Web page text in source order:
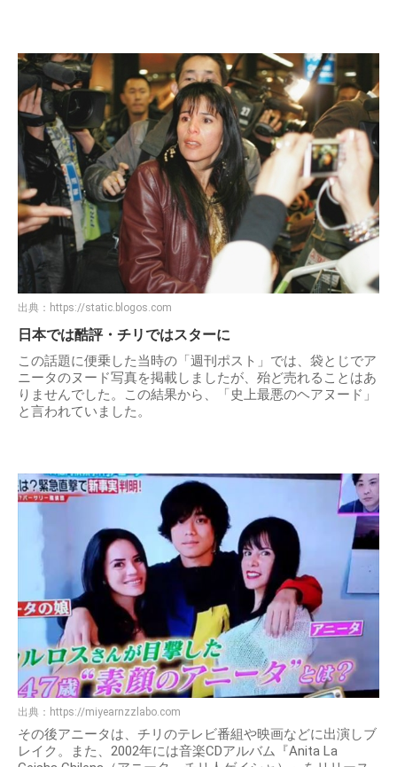
出典： https://static.blogos.com
日本では酷評・チリではスターに
この話題に便乗した当時の「週刊ポスト」では、袋とじでア
ニータのヌード写真を掲載しましたが、殆ど売れることはあ
りませんでした。この結果から、「史上最悪のヘアヌード」
と言われていました。
出典： https://miyearnzzlabo.com
その後アニータは、チリのテレビ番組や映画などに出演しブ
レイク。また、2002年には音楽CDアルバム『Anita La